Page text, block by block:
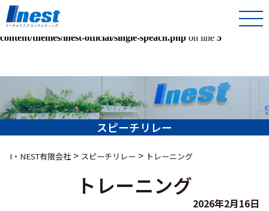
Warning: Undefined array key 0 in
/home/kir013221/public_html/inest-co-jp/wps/wp-
content/themes/inest-official/single-speach.php on line 5
スピーチリレー
I・NEST有限会社 > スピーチリレー > トレーニング
トレーニング
2026年2月16日